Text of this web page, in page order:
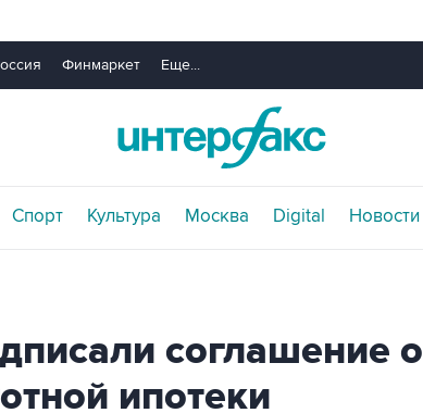
Финмаркет Еще...
Спорт Культура Москва Digital Новости
соглашение о
ипотеки